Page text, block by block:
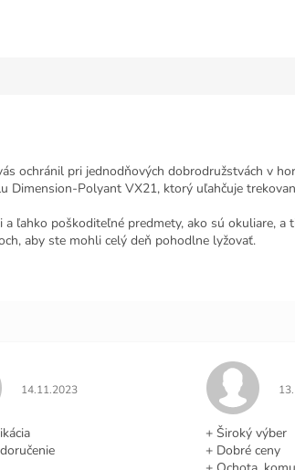
ochránil pri jednodňových dobrodružstvách v
Dimension-Polyant VX21, ktorý uľahčuje
ľahko poškoditeľné predmety, ako sú okuliare, a
aby ste mohli celý deň pohodlne lyžovať.
Hodnotenie obchodu je 5 z 5 hviezdičiek.
14.11.2023
+ Široký výber
+ Dobré ceny